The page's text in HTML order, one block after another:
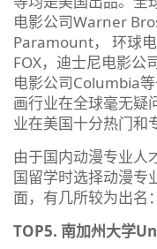
电影公司Warner
Paramount， 环球
FOX，迪士尼电影公
电影公司Columbia
画行业在全球毫无疑
业在美国十分热门和
由于国内动漫专业人
国留学时选择动漫专
面，有几所较为出名：
TOP5. 南加州大学